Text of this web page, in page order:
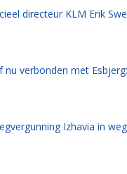
directeur KLM Erik
nu verbonden met
Izhavia in